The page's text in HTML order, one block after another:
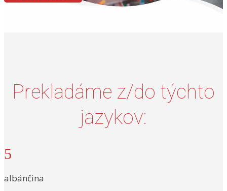
Prekladáme z/do týchto
jazykov:
5
albánčina